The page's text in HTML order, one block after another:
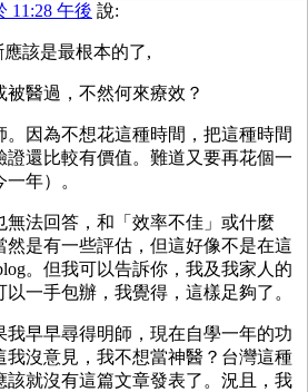
11:28 午後 說:
該是最根本的了,
醫過，不然何來療效？
因為不想花這種時間，把這種時間
還比較有價值。難道又要再花個一
年）。
法回答，和「效率不佳」或什麼
然是有一些評估，但這好像不是在這
。但我可以告訴你，我及我家人的
一手包辦，我覺得，這樣足夠了。
早早尋得明師，現在自學一年的功
我沒意見，我不想當神醫？台灣這種
該就沒有這篇文章發表了。況且，我